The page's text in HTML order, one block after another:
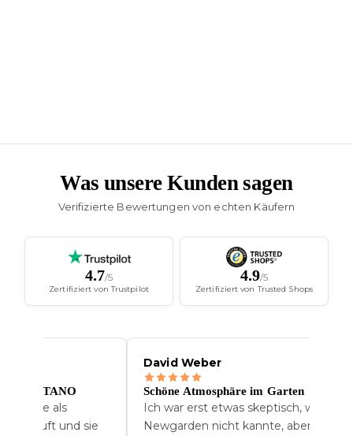
Was unsere Kunden sagen
Verifizierte Bewertungen von echten Käufern
4.7/5
Zertifiziert von Trustpilot
4.9/5
Zertifiziert von Trusted Shops
POSITANO
Lampe als
gekauft und sie
David Weber
Schöne Atmosphäre im Garten
Ich war erst etwas skeptisch, weil ich
Newgarden nicht kannte, aber die